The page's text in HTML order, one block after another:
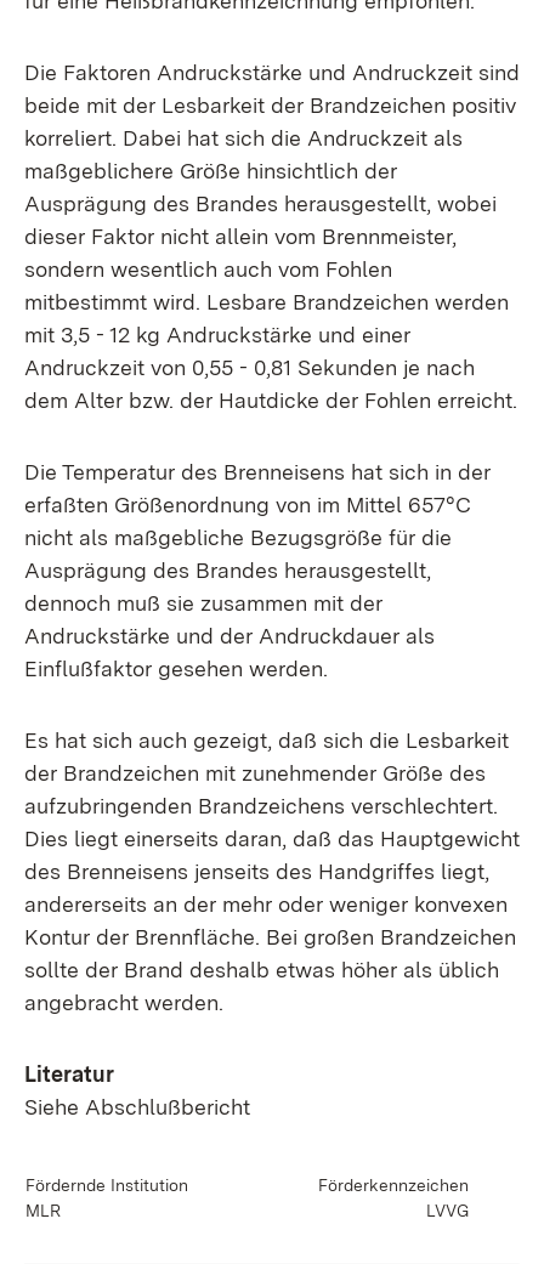
Die Faktoren Andruckstärke und Andruckzeit sind
beide mit der Lesbarkeit der Brandzeichen positiv
korreliert. Dabei hat sich die Andruckzeit als
maßgeblichere Größe hinsichtlich der
Ausprägung des Brandes herausgestellt, wobei
dieser Faktor nicht allein vom Brennmeister,
sondern wesentlich auch vom Fohlen
mitbestimmt wird. Lesbare Brandzeichen werden
mit 3,5 - 12 kg Andruckstärke und einer
Andruckzeit von 0,55 - 0,81 Sekunden je nach
dem Alter bzw. der Hautdicke der Fohlen erreicht.
Die Temperatur des Brenneisens hat sich in der
erfaßten Größenordnung von im Mittel 657°C
nicht als maßgebliche Bezugsgröße für die
Ausprägung des Brandes herausgestellt,
dennoch muß sie zusammen mit der
Andruckstärke und der Andruckdauer als
Einflußfaktor gesehen werden.
Es hat sich auch gezeigt, daß sich die Lesbarkeit
der Brandzeichen mit zunehmender Größe des
aufzubringenden Brandzeichens verschlechtert.
Dies liegt einerseits daran, daß das Hauptgewicht
des Brenneisens jenseits des Handgriffes liegt,
andererseits an der mehr oder weniger konvexen
Kontur der Brennfläche. Bei großen Brandzeichen
sollte der Brand deshalb etwas höher als üblich
angebracht werden.
Literatur
Siehe Abschlußbericht
Fördernde Institution
MLR
Förderkennzeichen
LVVG